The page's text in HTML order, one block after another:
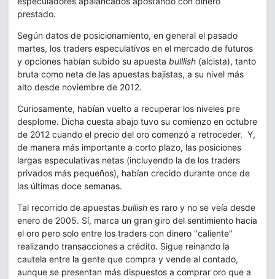
prestado.
Según datos de posicionamiento, en general el pasado
martes, los traders especulativos en el mercado de futuros
y opciones habían subido su apuesta bulllish (alcista), tanto
bruta como neta de las apuestas bajistas, a su nivel más
alto desde noviembre de 2012.
Curiosamente, habían vuelto a recuperar los niveles pre
desplome. Dicha cuesta abajo tuvo su comienzo en octubre
de 2012 cuando el precio del oro comenzó a retroceder. Y,
de manera más importante a corto plazo, las posiciones
largas especulativas netas (incluyendo la de los traders
privados más pequeños), habían crecido durante once de
las últimas doce semanas.
Tal recorrido de apuestas bullish es raro y no se veía desde
enero de 2005. Sí, marca un gran giro del sentimiento hacia
el oro pero solo entre los traders con dinero "caliente"
realizando transacciones a crédito. Sigue reinando la
cautela entre la gente que compra y vende al contado,
aunque se presentan más dispuestos a comprar oro que a